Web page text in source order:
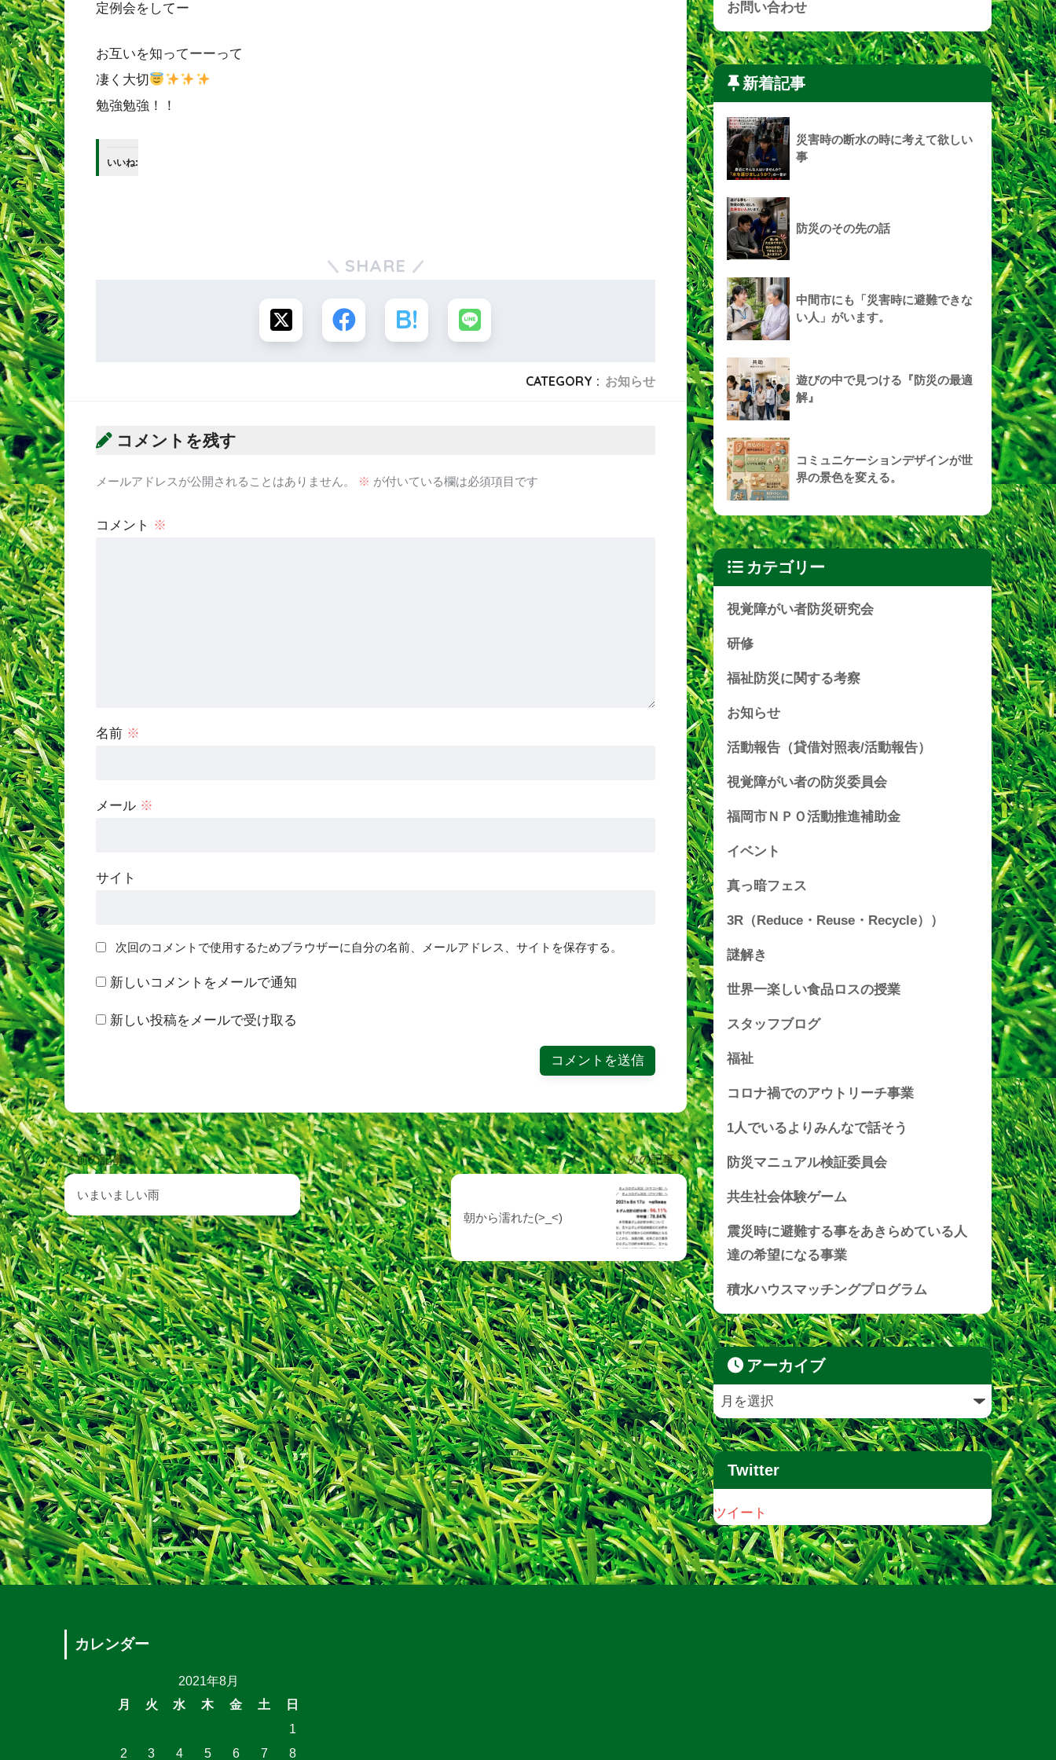
定例会をしてー
お互いを知ってーーって
凄く大切
勉強勉強！！
いいね:
SHARE
CATEGORY : お知らせ
コメントを残す
メールアドレスが公開されることはありません。 ※ が付いている欄は必須項目です
コメント ※
名前 ※
メール ※
サイト
次回のコメントで使用するためブラウザーに自分の名前、メールアドレス、サイトを保存する。
新しいコメントをメールで通知
新しい投稿をメールで受け取る
前の記事
いまいましい雨
次の記事
朝から濡れた(>_<)
お問い合わせ
新着記事
災害時の断水の時に考えて欲しい
事
防災のその先の話
中間市にも「災害時に避難できな
い人」がいます。
遊びの中で見つける『防災の最適
解』
コミュニケーションデザインが世
界の景色を変える。
カテゴリー
視覚障がい者防災研究会
研修
福祉防災に関する考察
お知らせ
活動報告（貸借対照表/活動報告）
視覚障がい者の防災委員会
福岡市ＮＰＯ活動推進補助金
イベント
真っ暗フェス
3R（Reduce・Reuse・Recycle））
謎解き
世界一楽しい食品ロスの授業
スタッフブログ
福祉
コロナ禍でのアウトリーチ事業
1人でいるよりみんなで話そう
防災マニュアル検証委員会
共生社会体験ゲーム
震災時に避難する事をあきらめている人
達の希望になる事業
積水ハウスマッチングプログラム
アーカイブ
Twitter
ツイート
カレンダー
2021年8月
月
火 水 木 金 土
日
1
2
3 4 5 6 7 8